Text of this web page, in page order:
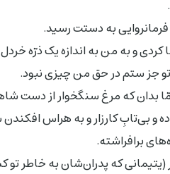
به دستت رسید.
کردى و به من به اندازه یک ذرّه
جز ستم در حق من چیزى نبود.
بدان که مرغ سنگخوار از دست
و بى‌تابِ کارزار و به هراس
برافراشته.
(یتیمانى که پدران‌شان به خاطر